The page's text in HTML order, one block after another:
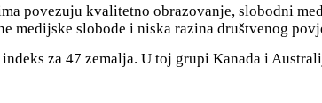
povezuju kvalitetno obrazovanje, slobodni
medijske slobode i niska razina društvenog
za 47 zemalja. U toj grupi Kanada i